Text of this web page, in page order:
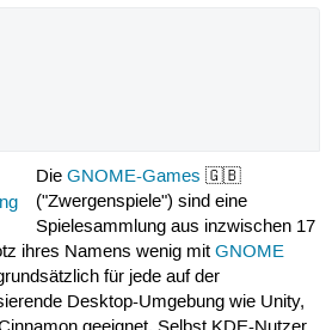
DieGNOME-Games 🇬🇧
("Zwergenspiele") sind eine
Spielesammlung aus inzwischen 17
ihres Namens wenig mit GNOME
für jede auf der
Desktop-Umgebung wie Unity,